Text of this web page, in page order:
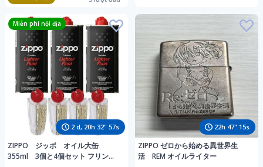
2 d, 20h 32" 56s
Miễn phí nội địa
ZIPPO ジッポ オイル大缶
355ml 3個と4個セット フリント
22h 47" 14s
ZIPPO ゼロから始める異世界生
活 REM オイルライター